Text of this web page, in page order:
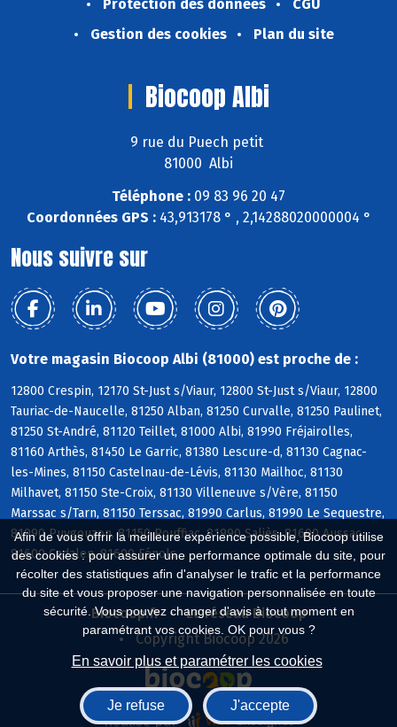
Afin de vous offrir la meilleure expérience possible, Biocoop utilise
des cookies : pour assurer une performance optimale du site, pour
récolter des statistiques afin d'analyser le trafic et la performance
du site et vous proposer une navigation personnalisée en toute
sécurité. Vous pouvez changer d'avis à tout moment en
paramétrant vos cookies. OK pour vous ?
En savoir plus et paramétrer les cookies
Je refuse J'accepte
Protection des données
CGU
Gestion des cookies
Plan du site
Biocoop Albi
9 rue du Puech petit
81000 Albi
Téléphone : 09 83 96 20 47
Coordonnées GPS :43,913178 ° , 2,14288020000004 °
Nous suivre sur
Votre magasin Biocoop Albi (81000) est proche de :
12800 Crespin, 12170 St-Just s/Viaur, 12800 St-Just s/Viaur, 12800
Tauriac-de-Naucelle, 81250 Alban, 81250 Curvalle, 81250 Paulinet,
81250 St-André, 81120 Teillet, 81000 Albi, 81990 Fréjairolles,
81160 Arthès, 81450 Le Garric, 81380 Lescure-d, 81130 Cagnac-
les-Mines, 81150 Castelnau-de-Lévis, 81130 Mailhoc, 81130
Milhavet, 81150 Ste-Croix, 81130 Villeneuve s/Vère, 81150
Marssac s/Tarn, 81150 Terssac, 81990 Carlus, 81990 Le Sequestre,
81990 Puygouzon, 81150 Rouffiac, 81990 Saliès, 81600 Aussac,
81600 Cadalen, 81600 Fénols
Biocoop.fr
Le réseau Biocoop
Copyright Biocoop 2026
Réalisé par